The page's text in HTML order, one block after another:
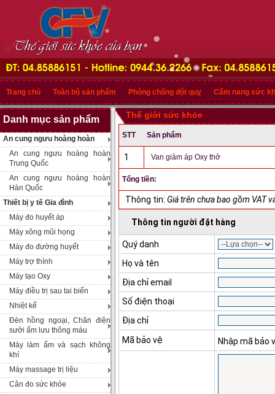
Trang chủ Toàn bộ sản phẩm Phòng chống đột quỵ Cẩm nang sức
Danh mục sản phẩm
An cung ngưu hoàng hoàn
An cung ngưu hoàng hoàn
Trung Quốc
An cung ngưu hoàng hoàn
Hàn Quốc
Thiết bị y tế Gia đình
Máy đo huyết áp
Máy xông mũi họng
Máy đo đường huyết
Máy trợ thính
Máy tạo Oxy
Máy điều trị sau tai biến
Nhiệt kế
Đèn hồng ngoại, Chăn điện
sưởi ấm lưu thông máu
Máy làm ẩm và sạch không
khí
Máy massage trị liệu
Cân đo sức khỏe
Thế giới sức khỏe
STT Sản phẩm
1 Van giảm áp Oxy thở
Tổng tiền:
Thông tin: Giá trên chưa bao gồm VAT
Thông tin người đặt hàng
Quý danh
Họ và tên
Địa chỉ email
Số điện thoại
Địa chỉ
Mã bảo vệ
Nhập mã bảo